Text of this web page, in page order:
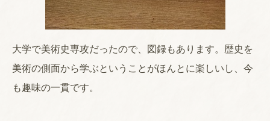
大学で美術史専攻だったので、図録もあります。歴史を
美術の側面から学ぶということがほんとに楽しいし、今
も趣味の一貫です。